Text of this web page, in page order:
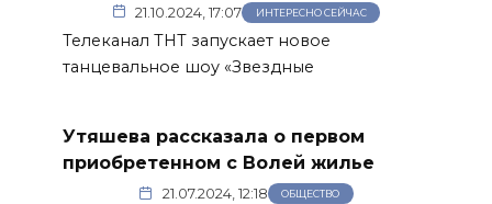
21.10.2024, 17:07 ИНТЕРЕСНО СЕЙЧАС
Телеканал ТНТ запускает новое
танцевальное шоу «Звездные
Утяшева рассказала о первом
приобретенном с Волей жилье
21.07.2024, 12:18 ОБЩЕСТВО